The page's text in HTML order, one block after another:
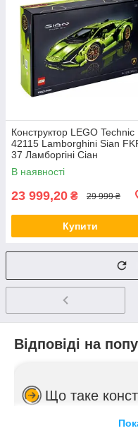
Можлива
регіону України на
Конструктор LEGO Technic
42115 Lamborghini Sian
37 Ламборгіні Сіан
В наявності
23 999,20 ₴ 29 999 ₴
Купити
Відповіді на
Що таке
Які вікові